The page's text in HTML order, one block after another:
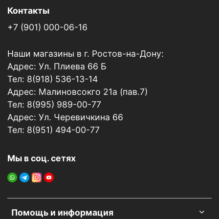
-для мойки при помощи ведра в соотношении 30-
50мл на 10л воды
соотношении 1:40-1:60
Рекомендации по применению:
- не смотря на содержание ингибитора коррозии,
избегайте применения на оголенных
металлических поверхностях
- нанесите готовый состав на поверхность
автомобиля
- вымойте кузов автомобиля, используя губку или
варежку, в следующей последовательности:
крыша, стекла, капот, боковые двери, крышка
багажника, бампера, пороги
- промывайте губку (варежку) после обработки
каждого элемента
Помощь и информация
Контакты
+7 (901) 000-06-16
Наши магазины в г. Ростов-на-Дону:
Адрес: Ул. Плиева 66 Б
Тел: 8(918) 536-13-14
Адрес: Малиновсокго 21а (пав.7)
Тел: 8(995) 989-00-77
Адрес: Ул. Черевичкина 66
Тел: 8(951) 494-00-77
Мы в соц. сетях